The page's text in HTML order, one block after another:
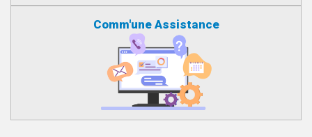
Comm'une Assistance